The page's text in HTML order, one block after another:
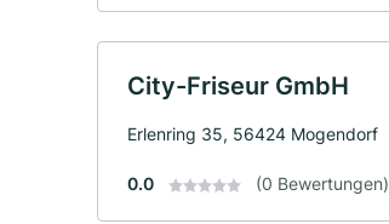
City-Friseur GmbH
Erlenring 35, 56424 Mogendorf
0.0 (0 Bewertungen)